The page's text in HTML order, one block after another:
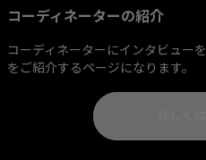
コーディネーターの紹介
コーディネーターにインタビュー
をご紹介するページになります。